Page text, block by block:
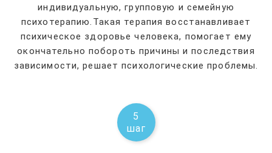
индивидуальную, групповую и семейную
психотерапию.Такая терапия восстанавливает
психическое здоровье человека, помогает ему
окончательно побороть причины и последствия
зависимости, решает психологические проблемы.
5
шаг